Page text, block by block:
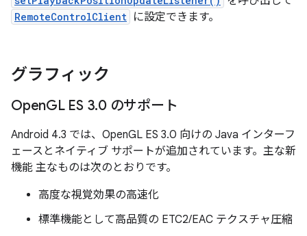
RemoteControlClient に設定できます。
グラフィック
OpenGL ES 3.0 のサポート
Android 4.3 では、OpenGL ES 3.0 向けの Java インターフ
ェースとネイティブ サポートが追加されています。主な新
機能 主なものは次のとおりです。
高度な視覚効果の高速化
標準機能として高品質の ETC2/EAC テクスチャ圧縮